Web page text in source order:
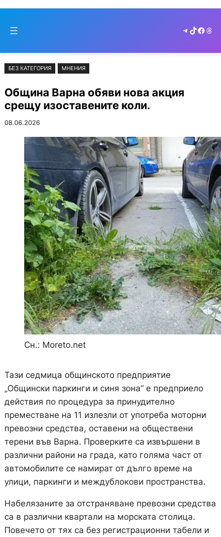
съдържанието
to
Telegram
TikTok
БЕЗ КАТЕГОРИЯ МНЕНИЯ
Община Варна обяви нова акция
срещу изоставените коли.
08.06.2026
Сн.: Moreto.net
Тази седмица общинското предприятие
„Общински паркинги и синя зона“ е предприело
действия по процедура за принудително
преместване на 11 излезли от употреба моторни
превозни средства, оставени на обществени
терени във Варна. Проверките са извършени в
различни райони на града, като голяма част от
автомобилите се намират от дълго време на
улици, паркинги и междублокови пространства.
Набелязаните за отстраняване превозни средства
са в различни квартали на морската столица.
Повечето от тях са без регистрационни табели и